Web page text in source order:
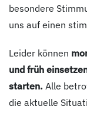
besondere
uns auf einen
Leider können
und früh
starten. Alle
die aktuelle